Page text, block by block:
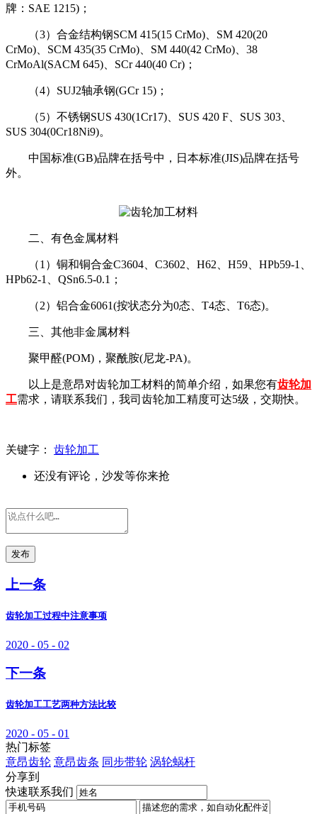
牌：SAE 1215)；
（3）合金结构钢SCM 415(15 CrMo)、SM 420(20
CrMo)、SCM 435(35 CrMo)、SM 440(42 CrMo)、38
CrMoAl(SACM 645)、SCr 440(40 Cr)；
（4）SUJ2轴承钢(GCr 15)；
（5）不锈钢SUS 430(1Cr17)、SUS 420 F、SUS 303、
SUS 304(0Cr18Ni9)。
中国标准(GB)品牌在括号中，日本标准(JIS)品牌在括号
外。
二、有色金属材料
（1）铜和铜合金C3604、C3602、H62、H59、HPb59-1、
HPb62-1、QSn6.5-0.1；
（2）铝合金6061(按状态分为0态、T4态、T6态)。
三、其他非金属材料
聚甲醛(POM)，聚酰胺(尼龙-PA)。
以上是意昂对齿轮加工材料的简单介绍，如果您有齿轮加
工需求，请联系我们，我司齿轮加工精度可达5级，交期快。
关键字： 齿轮加工
还没有评论，沙发等你来抢
发布
上一条
齿轮加工过程中注意事项
2020 - 05 - 02
下一条
齿轮加工工艺两种方法比较
2020 - 05 - 01
热门标签
意昂齿轮 意昂齿条 同步带轮 涡轮蜗杆
分享到
快速联系我们